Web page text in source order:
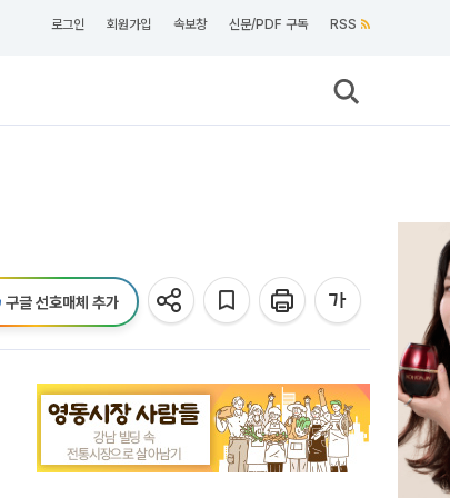
로그인 회원가입 속보창 신문/PDF 구독 RSS
구글 선호매체 추가